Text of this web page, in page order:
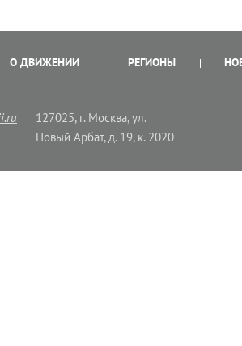
О ДВИЖЕНИИ РЕГИОНЫ
127025, г. Москва, ул.
Новый Арбат, д. 19, к. 2020